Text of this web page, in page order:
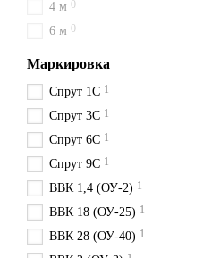
4 м 0
6 м 0
Маркировка
Спрут 1С 1
Спрут 3С 1
Спрут 6С 1
Спрут 9С 1
ВВК 1,4 (ОУ-2) 1
ВВК 18 (ОУ-25) 1
ВВК 28 (ОУ-40) 1